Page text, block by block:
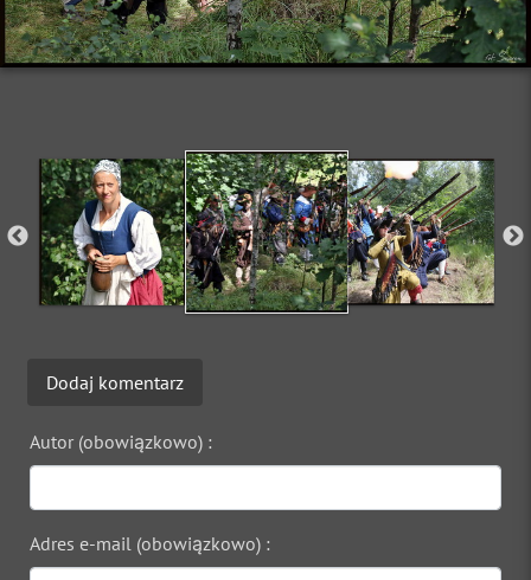
Dodaj komentarz
Autor (obowiązkowo) :
Adres e-mail (obowiązkowo) :